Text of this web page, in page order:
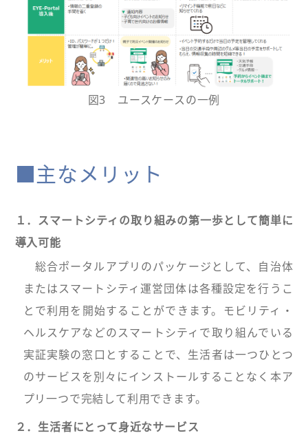
図3 ユースケースの一例
■主なメリット
１．スマートシティの取り組みの第一歩として簡単に
導入可能
総合ポータルアプリのパッケージとして、自治体
またはスマートシティ運営団体は各種設定を行うこ
とで利用を開始することができます。モビリティ・
ヘルスケアなどのスマートシティで取り組んでいる
実証実験の窓口とすることで、生活者は一つひとつ
のサービスを別々にインストールすることなく本ア
プリ一つで完結して利用できます。
２．生活者にとって身近なサービス